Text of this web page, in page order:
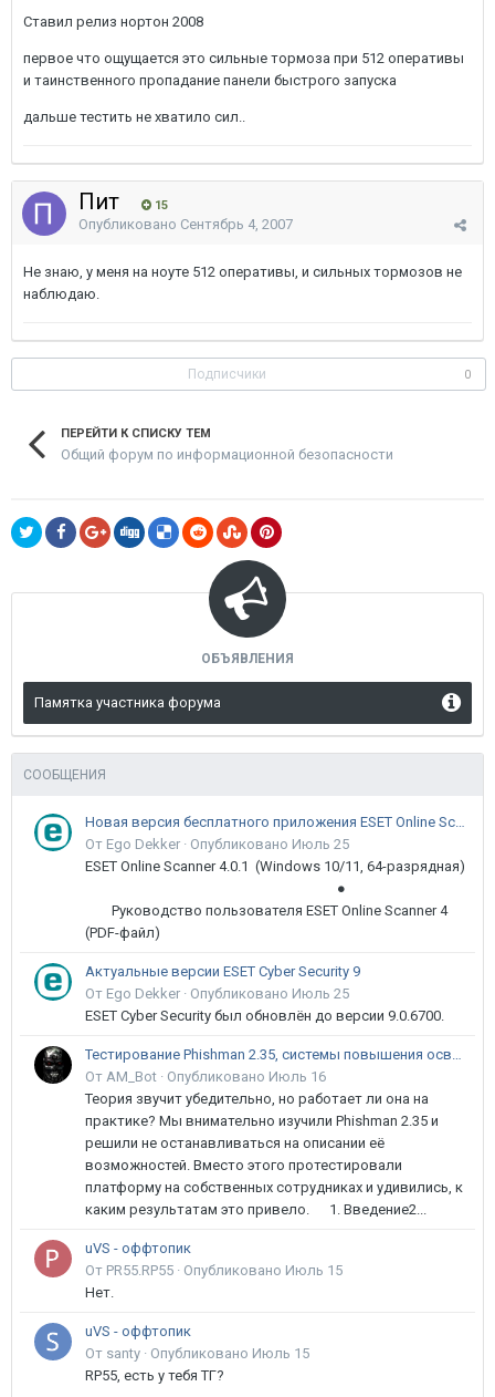
Ставил релиз нортон 2008
первое что ощущается это сильные тормоза при 512 оперативы
и таинственного пропадание панели быстрого запуска
дальше тестить не хватило сил..
Пит 15
Опубликовано Сентябрь 4, 2007
Не знаю, у меня на ноуте 512 оперативы, и сильных тормозов не
наблюдаю.
Подписчики 0
ПЕРЕЙТИ К СПИСКУ ТЕМ
Общий форум по информационной безопасности
ОБЪЯВЛЕНИЯ
Памятка участника форума
СООБЩЕНИЯ
Новая версия бесплатного приложения ESET Online Scanner доступна пользователям
От Ego Dekker · Опубликовано Июль 25
ESET Online Scanner 4.0.1 (Windows 10/11, 64-разрядная)
●
Руководство пользователя ESET Online Scanner 4
(PDF-файл)
Актуальные версии ESET Cyber Security 9
От Ego Dekker · Опубликовано Июль 25
ESET Cyber Security был обновлён до версии 9.0.6700.
Тестирование Phishman 2.35, системы повышения осведомлённости пользователей в сфере ИБ
От AM_Bot · Опубликовано Июль 16
Теория звучит убедительно, но работает ли она на
практике? Мы внимательно изучили Phishman 2.35 и
решили не останавливаться на описании её
возможностей. Вместо этого протестировали
платформу на собственных сотрудниках и удивились, к
каким результатам это привело. 1. Введение2...
uVS - оффтопик
От PR55.RP55 · Опубликовано Июль 15
Нет.
uVS - оффтопик
От santy · Опубликовано Июль 15
RP55, есть у тебя ТГ?